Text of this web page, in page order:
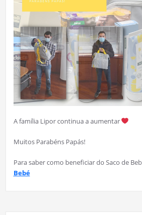
A família Lipor continua a aumentar
Muitos Parabéns Papás!
Para saber como beneficiar do Saco de
Bebé